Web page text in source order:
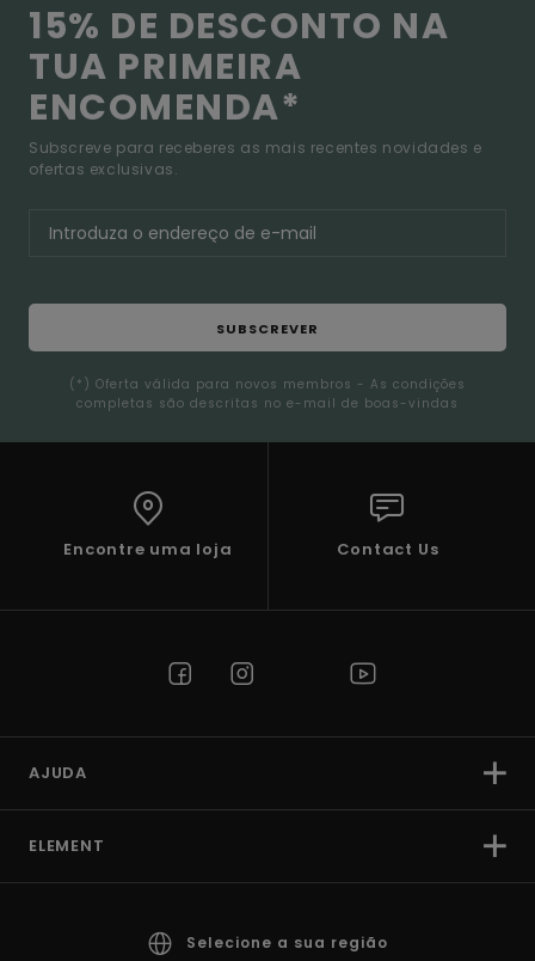
15% DE DESCONTO NA
TUA PRIMEIRA
ENCOMENDA*
Subscreve para receberes as mais recentes novidades e
ofertas exclusivas.
SUBSCREVER
(*) Oferta válida para novos membros - As condições
completas são descritas no e-mail de boas-vindas
Encontre uma loja Contact Us
AJUDA
ELEMENT
Selecione a sua região